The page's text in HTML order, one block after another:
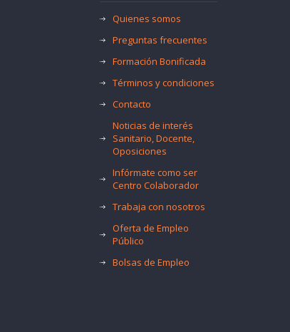
Quienes somos
Preguntas frecuentes
Formación Bonificada
Términos y condiciones
Contacto
Noticias de interés
Sanitario, Docente,
Oposiciones
Infórmate como ser
Centro Colaborador
Trabaja con nosotros
Oferta de Empleo
Público
Bolsas de Empleo